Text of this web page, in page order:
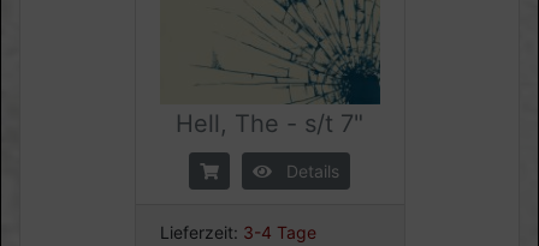
Hell, The - s/t 7"
Details
Lieferzeit: 3-4 Tage